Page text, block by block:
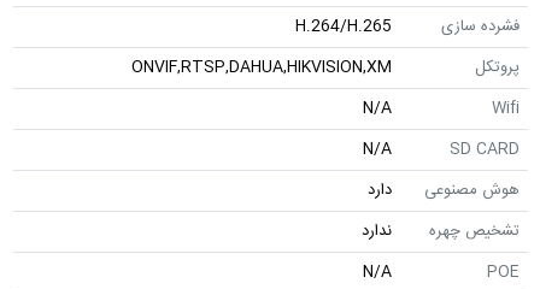
فشرده سازی
H.264/H.265
پروتکل
ONVIF,RTSP,DAHUA,HIKVISION,XM
Wifi
N/A
SD CARD
N/A
هوش مصنوعی
دارد
تشخیص چهره
ندارد
POE
N/A